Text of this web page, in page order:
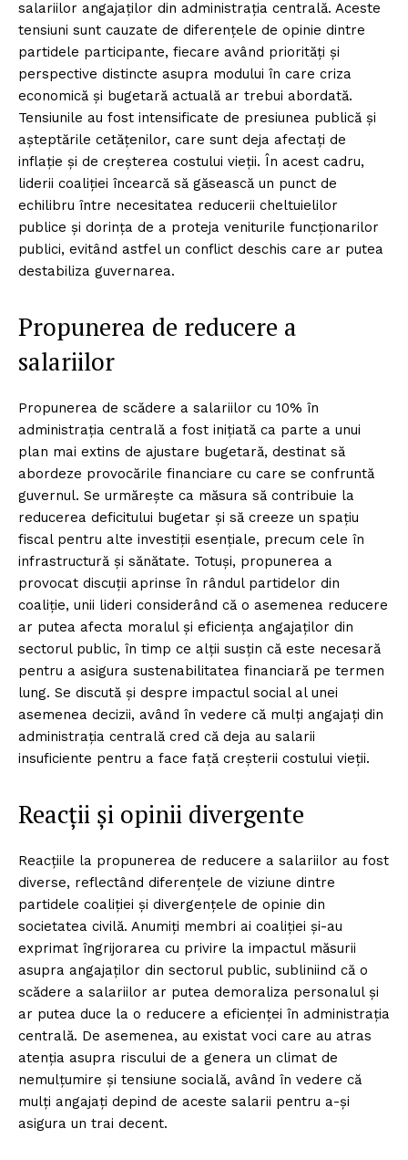
salariilor angajaților din administrația centrală. Aceste
tensiuni sunt cauzate de diferențele de opinie dintre
partidele participante, fiecare având priorități și
perspective distincte asupra modului în care criza
economică și bugetară actuală ar trebui abordată.
Tensiunile au fost intensificate de presiunea publică și
așteptările cetățenilor, care sunt deja afectați de
inflație și de creșterea costului vieții. În acest cadru,
liderii coaliției încearcă să găsească un punct de
echilibru între necesitatea reducerii cheltuielilor
publice și dorința de a proteja veniturile funcționarilor
publici, evitând astfel un conflict deschis care ar putea
destabiliza guvernarea.
Propunerea de reducere a
salariilor
Propunerea de scădere a salariilor cu 10% în
administrația centrală a fost inițiată ca parte a unui
plan mai extins de ajustare bugetară, destinat să
abordeze provocările financiare cu care se confruntă
guvernul. Se urmărește ca măsura să contribuie la
reducerea deficitului bugetar și să creeze un spațiu
fiscal pentru alte investiții esențiale, precum cele în
infrastructură și sănătate. Totuși, propunerea a
provocat discuții aprinse în rândul partidelor din
coaliție, unii lideri considerând că o asemenea reducere
ar putea afecta moralul și eficiența angajaților din
sectorul public, în timp ce alții susțin că este necesară
pentru a asigura sustenabilitatea financiară pe termen
lung. Se discută și despre impactul social al unei
asemenea decizii, având în vedere că mulți angajați din
administrația centrală cred că deja au salarii
insuficiente pentru a face față creșterii costului vieții.
Reacții și opinii divergente
Reacțiile la propunerea de reducere a salariilor au fost
diverse, reflectând diferențele de viziune dintre
partidele coaliției și divergențele de opinie din
societatea civilă. Anumiți membri ai coaliției și-au
exprimat îngrijorarea cu privire la impactul măsurii
asupra angajaților din sectorul public, subliniind că o
scădere a salariilor ar putea demoraliza personalul și
ar putea duce la o reducere a eficienței în administrația
centrală. De asemenea, au existat voci care au atras
atenția asupra riscului de a genera un climat de
nemulțumire și tensiune socială, având în vedere că
mulți angajați depind de aceste salarii pentru a-și
asigura un trai decent.